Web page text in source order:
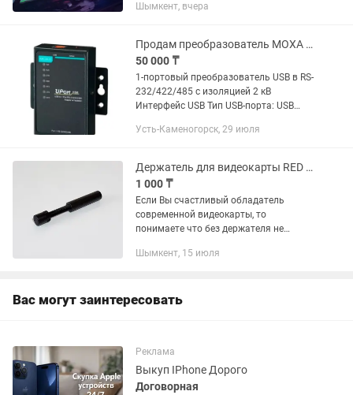
блок: •NVIDIA GeForce RTX 2060 6 GB
Шымкент, вчера
Продам преобразователь MOXA UPort 1150I
50 000 ₸
1-портовый преобразователь USB в RS-
232/422/485 с изоляцией 2 кВ
Интерфейс USB Тип USB-порта: USB
подключения к PC) Стандарт USB:
Усть-Каменогорск, 29 июля
Держатель для видеокарты RED FOX VC-70
1 000 ₸
Если Вы счастливый обладатель
современной видеокарты, то
понимаете что без держателя не
будет прогибать PCI разъем на
Шымкент, 15 июля
Вас могут заинтересовать
Реклама
Выкуп IPhone Дорого
Договорная